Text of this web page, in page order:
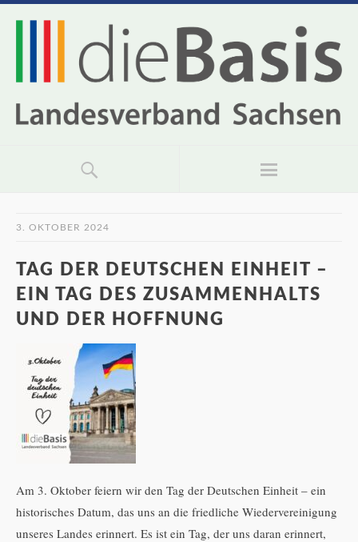
3. OKTOBER 2024
TAG DER DEUTSCHEN EINHEIT –
EIN TAG DES ZUSAMMENHALTS
UND DER HOFFNUNG
Am 3. Oktober feiern wir den Tag der Deutschen Einheit – ein
historisches Datum, das uns an die friedliche Wiedervereinigung
unseres Landes erinnert. Es ist ein Tag, der uns daran erinnert,